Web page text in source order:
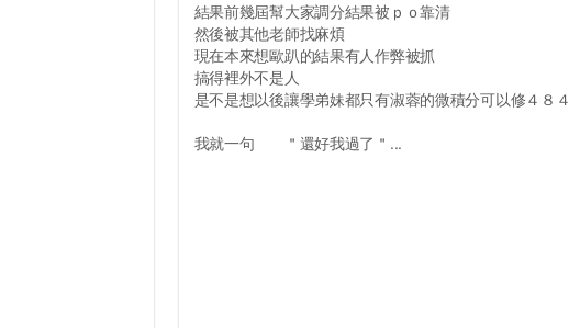
結果前幾屆幫大家調分結果被ｐｏ靠清
然後被其他老師找麻煩
現在本來想歐趴的結果有人作弊被抓
搞得裡外不是人
是不是想以後讓學弟妹都只有淑蓉的微積分可以修４８４
我就一句 ＂還好我過了＂...